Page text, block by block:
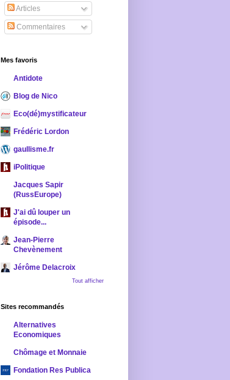
Articles
Commentaires
Mes favoris
Antidote
Blog de Nico
Eco(dé)mystificateur
Frédéric Lordon
gaullisme.fr
iPolitique
Jacques Sapir
(RussEurope)
J'ai dû louper un
épisode...
Jean-Pierre
Chevènement
Jérôme Delacroix
Tout afficher
Sites recommandés
Alternatives
Economiques
Chômage et Monnaie
Fondation Res Publica